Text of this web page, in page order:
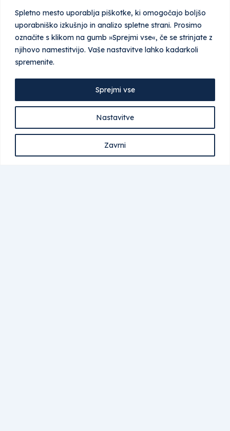
Spletno mesto uporablja piškotke, ki omogočajo boljšo
uporabniško izkušnjo in analizo spletne strani. Prosimo
označite s klikom na gumb »Sprejmi vse«, če se strinjate z
njihovo namestitvijo. Vaše nastavitve lahko kadarkoli
spremenite.
Nastavitve
Zavrni
Sprejmi vse